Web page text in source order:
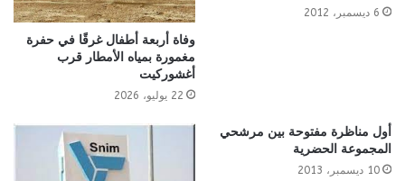
6 ديسمبر، 2012
وفاة أربعة أطفال غرقًا في حفرة
مغمورة بمياه الأمطار قرب
أغشوركيت
22 يوليو، 2026
أول مناظرة مفتوحة بين مرشحي
المجموعة الحضرية
10 ديسمبر، 2013